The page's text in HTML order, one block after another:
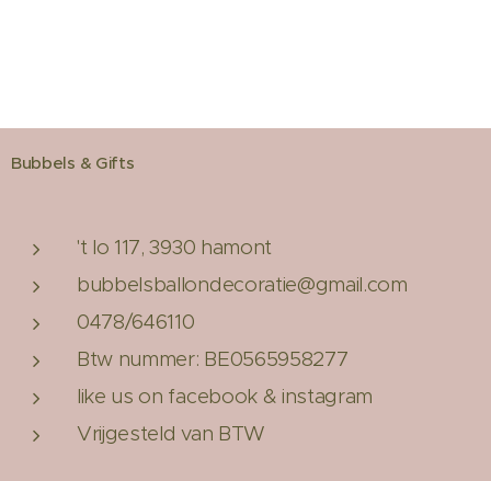
Bubbels & Gifts
't lo 117, 3930 hamont
bubbelsballondecoratie@gmail.com
0478/646110
Btw nummer: BE0565958277
like us on facebook & instagram
Vrijgesteld van BTW